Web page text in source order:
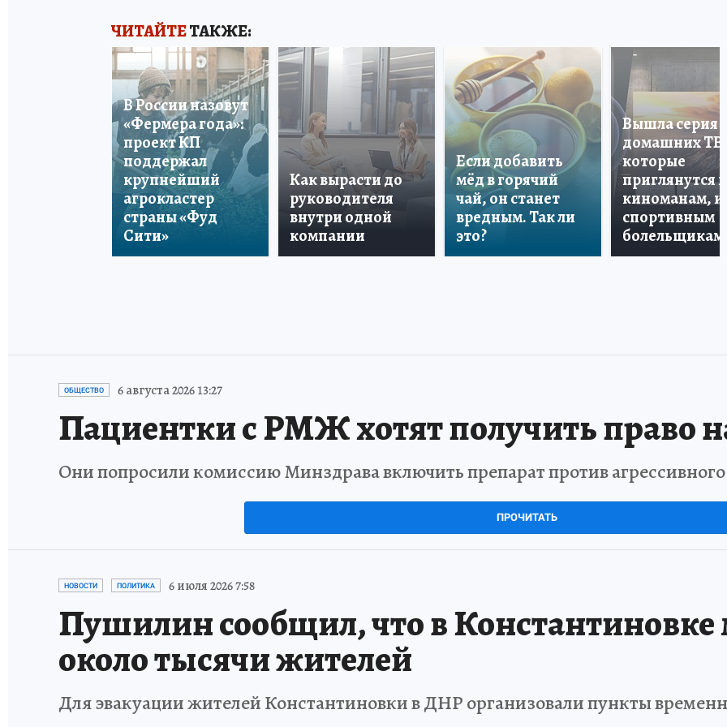
ЧИТАЙТЕТАКЖЕ:
В России назовут
«Фермера года»:
проект КП
поддержал
крупнейший
агрокластер
страны «Фуд
Сити»
Как вырасти до
руководителя
внутри одной
компании
Если добавить
мёд в горячий
чай, он станет
вредным. Так ли
это?
Вышла серия
домашних ТВ,
которые
приглянутся и
киноманам, и
спортивным
болельщикам
ОБЩЕСТВО 6 августа 2026 13:27
Пациентки с РМЖ хотят получить право
Они попросили комиссию Минздрава включить препарат против
ПРОЧИТАТЬ
НОВОСТИ ПОЛИТИКА 6 июля 2026 7:58
Пушилин сообщил, что в Константиновке
около тысячи жителей
Для эвакуации жителей Константиновки в ДНР организовали пункты